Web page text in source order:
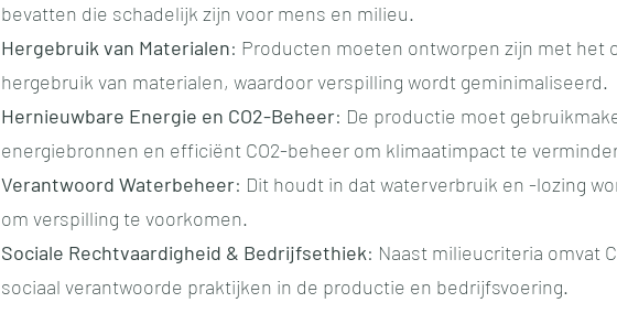
bevatten die schadelijk zijn voor mens en milieu.
Hergebruik van Materialen: Producten moeten ontworpen zijn met het
hergebruik van materialen, waardoor verspilling wordt geminimaliseerd.
Hernieuwbare Energie en CO2-Beheer: De productie moet
energiebronnen en efficiënt CO2-beheer om klimaatimpact te
Verantwoord Waterbeheer: Dit houdt in dat waterverbruik en -lozing
om verspilling te voorkomen.
Sociale Rechtvaardigheid & Bedrijfsethiek: Naast milieucriteria omvat
sociaal verantwoorde praktijken in de productie en bedrijfsvoering.